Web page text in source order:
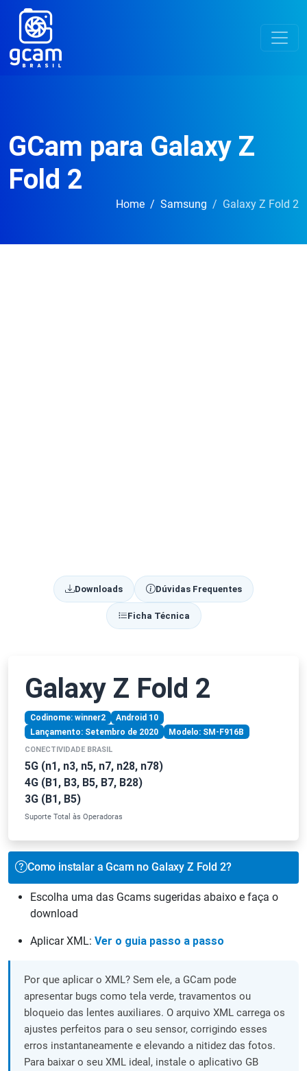
GCam para Galaxy Z
Fold 2
Home Samsung Galaxy Z Fold 2
Downloads Dúvidas Frequentes
Ficha Técnica
Galaxy Z Fold 2
Codinome: winner2
Android 10
Lançamento: Setembro de 2020
Modelo: SM-F916B
CONECTIVIDADE BRASIL
5G (n1, n3, n5, n7, n28, n78)
4G (B1, B3, B5, B7, B28)
3G (B1, B5)
Suporte Total às Operadoras
Como instalar a Gcam no Galaxy Z Fold 2?
Escolha uma das Gcams sugeridas abaixo e faça o
download
Aplicar XML: Ver o guia passo a passo
Por que aplicar o XML? Sem ele, a GCam pode
apresentar bugs como tela verde, travamentos ou
bloqueio das lentes auxiliares. O arquivo XML carrega os
ajustes perfeitos para o seu sensor, corrigindo esses
erros instantaneamente e elevando a nitidez das fotos.
Para baixar o seu XML ideal, instale o aplicativo GB